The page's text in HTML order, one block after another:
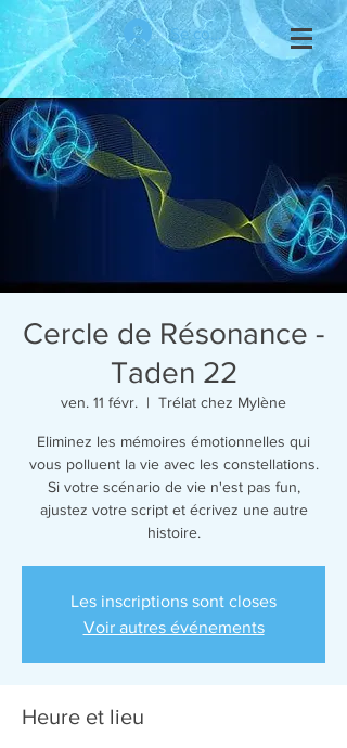
Se connecter
Cercle de Résonance -
Taden 22
ven. 11 févr.
  |
Trélat chez Mylène
Eliminez les mémoires émotionnelles qui
vous polluent la vie avec les constellations.
Si votre scénario de vie n'est pas fun,
ajustez votre script et écrivez une autre
Les inscriptions sont closes
Voir autres événements
Heure et lieu